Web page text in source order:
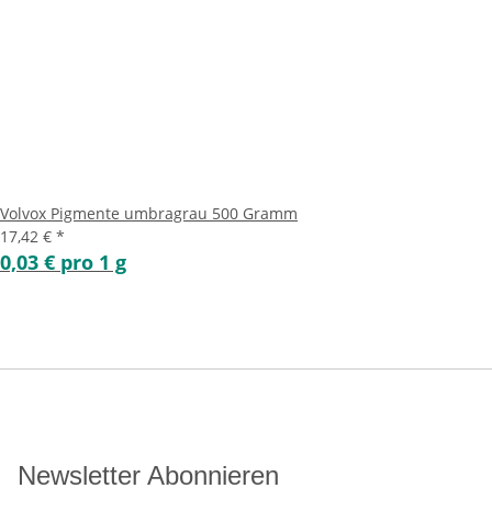
Volvox Pigmente umbragrau 500 Gramm
17,42 € *
0,03 € pro 1 g
Newsletter Abonnieren